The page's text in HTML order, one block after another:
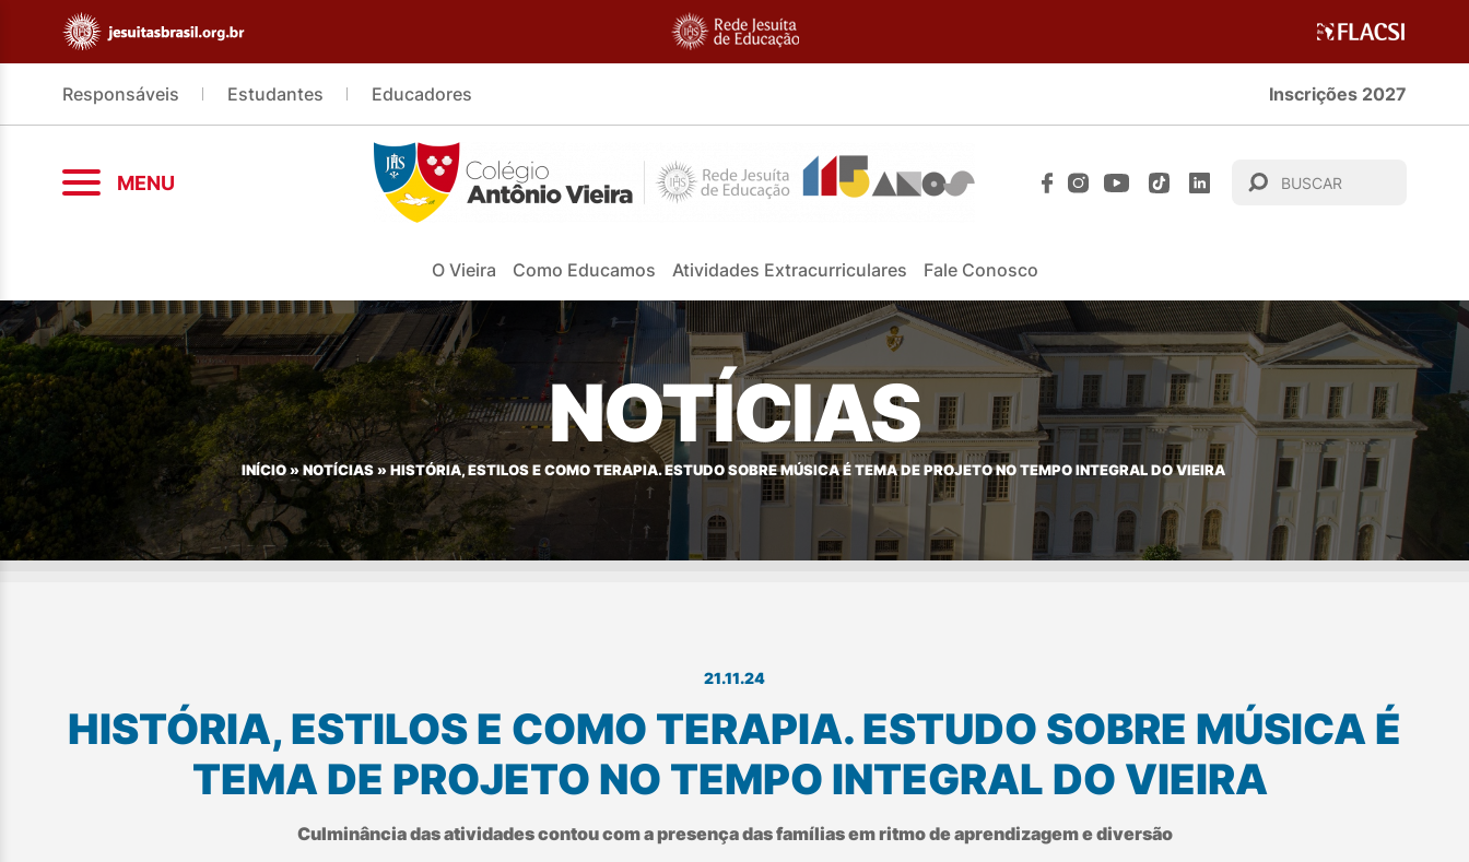
Responsáveis Estudantes Educadores Inscrições 2027
MENU
O Vieira Como Educamos Atividades Extracurriculares Fale Conosco
NOTÍCIAS
INÍCIO»NOTÍCIAS» HISTÓRIA, ESTILOS E COMO TERAPIA. ESTUDO SOBRE MÚSICA É TEMA DE PROJETO NO TEMPO INTEGRAL DO VIEIRA
21.11.24
HISTÓRIA, ESTILOS E COMO TERAPIA. ESTUDO SOBRE MÚSICA É
TEMA DE PROJETO NO TEMPO INTEGRAL DO VIEIRA
Culminância das atividades contou com a presença das famílias em ritmo de aprendizagem e diversão